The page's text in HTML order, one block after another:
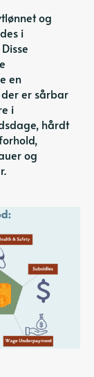
og
i
en
er sårbar
i
hårdt
og